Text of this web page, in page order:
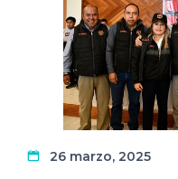
26 marzo, 2025